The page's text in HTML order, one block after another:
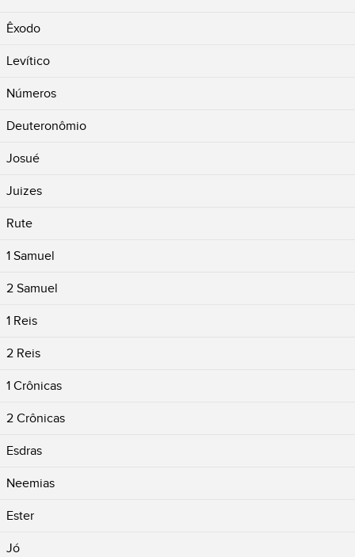
Êxodo
Levítico
Números
Deuteronômio
Josué
Juizes
Rute
1 Samuel
2 Samuel
1 Reis
2 Reis
1 Crônicas
2 Crônicas
Esdras
Neemias
Ester
Jó